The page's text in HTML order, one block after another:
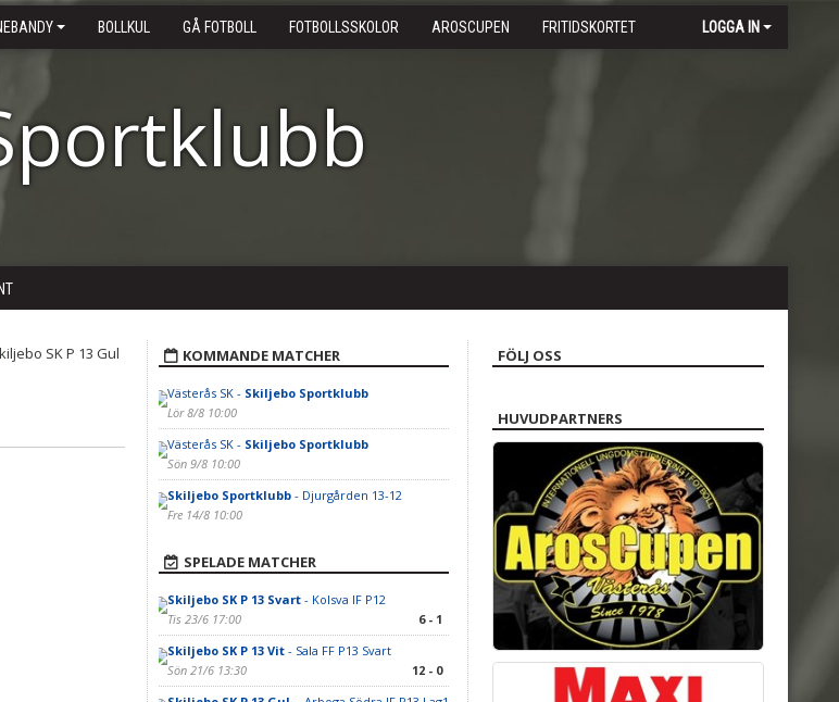
BOLLKUL GÅ FOTBOLL FOTBOLLSSKOLOR AROSCUPEN FRITIDSKORTET LOGGA IN
KOMMANDE MATCHER
Västerås SK - Skiljebo Sportklubb
Lör 8/8 10:00
Västerås SK - Skiljebo Sportklubb
Sön 9/8 10:00
Skiljebo Sportklubb- Djurgården 13-12
Fre 14/8 10:00
SPELADE MATCHER
Skiljebo SK P 13 Svart- Kolsva IF P12
Tis 23/6 17:00
6 - 1
Skiljebo SK P 13 Vit- Sala FF P13 Svart
Sön 21/6 13:30
12 - 0
FÖLJ OSS
HUVUDPARTNERS